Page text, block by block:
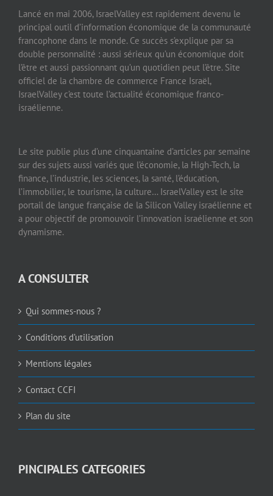
Lancé en mai 2006, IsraelValley est rapidement devenu le
principal outil d’information économique de la communauté
francophone dans le monde. Ce succès s’explique par sa
double personnalité : aussi sérieux qu’un économique doit
l’être et aussi passionnant qu’un quotidien peut l’être. Site
officiel de la chambre de commerce France Israël,
IsraelValley c’est toute l’actualité économique franco-
israélienne.
Le site publie plus d’une cinquantaine d’articles par semaine
sur des sujets aussi variés que l’économie, la High-Tech, la
finance, l’industrie, les sciences, la santé, l’éducation,
l’immobilier, le tourisme, la culture… IsraelValley est le site
portail de langue française de la Silicon Valley israélienne et
a pour objectif de promouvoir l’innovation israélienne et son
dynamisme.
A CONSULTER
Qui sommes-nous ?
Conditions d’utilisation
Mentions légales
Contact CCFI
Plan du site
PINCIPALES CATEGORIES